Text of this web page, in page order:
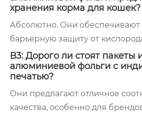
хранения корма для кошек?
Абсолютно. Они обеспечивают
барьерную защиту от
В3: Дорого ли стоят пакеты
алюминиевой фольги с
печатью?
Они предлагают отличное
качества, особенно для